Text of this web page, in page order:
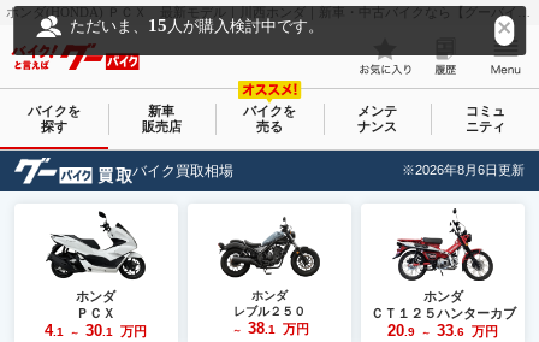
ホンダ(HONDA) ＰＣＸ 最新モデル｜川西ホンダ｜新車・中古バイクなら【グーバイク(GooBike)】
ただいま、 15 人が購入検討中です。
バイクを
探す
新車
販売店
バイクを
売る
メンテ
ナンス
コミュ
ニティ
バイク買取相場 ※2026年8月6日更新
ホンダ
ＰＣＸ
4.1 ～ 30 .1 万円
ホンダ
レブル２５０
～ 38.1 万円
ホンダ
ＣＴ１２５ハンターカブ
20 .9 ～ 33 .6 万円